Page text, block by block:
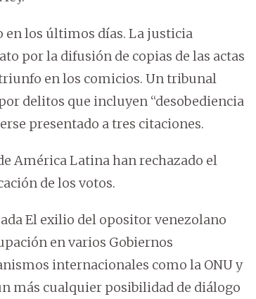
en los últimos días. La justicia
por la difusión de copias de las actas
en los comicios. Un tribunal
delitos que incluyen “desobediencia
presentado a tres citaciones.
América Latina han rechazado el
de los votos.
El exilio del opositor venezolano
en varios Gobiernos
internacionales como la ONU y
más cualquier posibilidad de diálogo